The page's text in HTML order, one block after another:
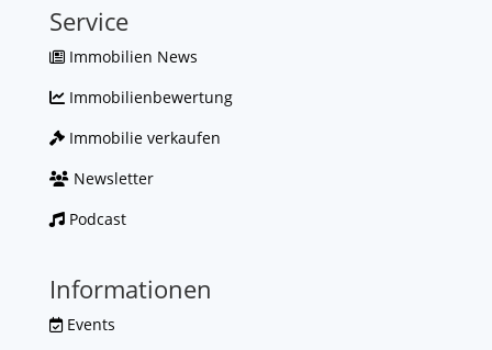
Service
Immobilien News
Immobilienbewertung
Immobilie verkaufen
Newsletter
Podcast
Informationen
Events